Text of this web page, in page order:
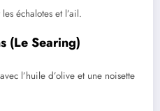
échalotes et l’ail.
(Le Searing)
l’huile d’olive et une noisette